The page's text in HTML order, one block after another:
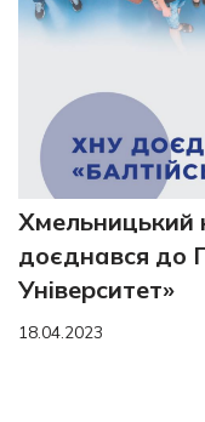
Хмельницький
доєднався до
Університет»
18.04.2023